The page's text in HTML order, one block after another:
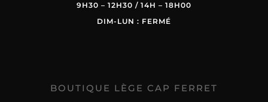
9H30 – 12H30 / 14H – 18H00
DIM-LUN : FERMÉ
BOUTIQUE LÈGE CAP FERRET